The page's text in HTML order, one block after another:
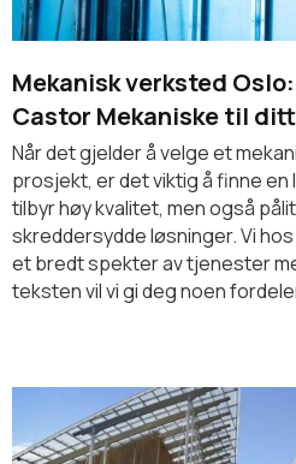
Mekanisk verksted
Castor Mekaniske til
Når det gjelder å velge et
prosjekt, er det viktig å finne
tilbyr høy kvalitet, men også
skreddersydde løsninger. Vi
et bredt spekter av tjenester
teksten vil vi gi deg noen